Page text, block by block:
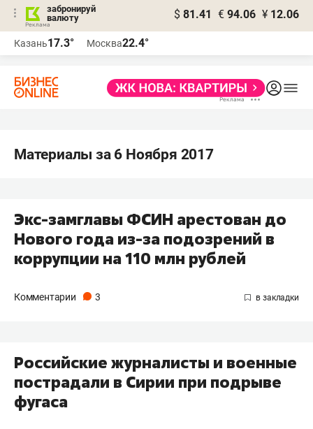
забронируй
валюту
$ 81.41 € 94.06 ¥ 12.06
Казань17.3° Москва22.4°
Материалы за 6 Ноября 2017
Экс-замглавы ФСИН арестован до
Нового года из-за подозрений в
коррупции на 110 млн рублей
Комментарии 3
Российские журналисты и военные
пострадали в Сирии при подрыве
фугаса